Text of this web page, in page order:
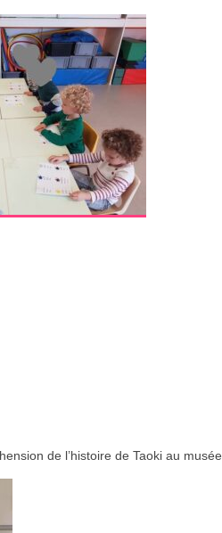
de l’histoire de Taoki au musée.